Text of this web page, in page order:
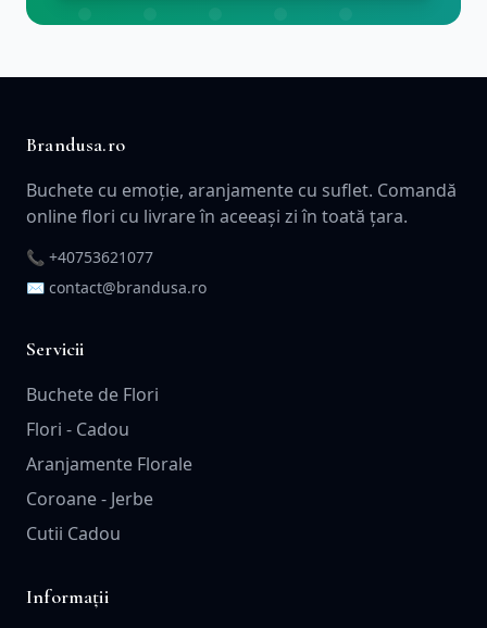
Brandusa.ro
Buchete cu emoție, aranjamente cu suflet. Comandă
online flori cu livrare în aceeași zi în toată țara.
📞 +40753621077
✉️ contact@brandusa.ro
Servicii
Buchete de Flori
Flori - Cadou
Aranjamente Florale
Coroane - Jerbe
Cutii Cadou
Informații